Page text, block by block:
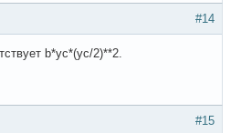
#14
b*yc*(yc/2)**2.
#15